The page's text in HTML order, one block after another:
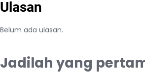
Ulasan
Belum ada ulasan.
Jadilah yang